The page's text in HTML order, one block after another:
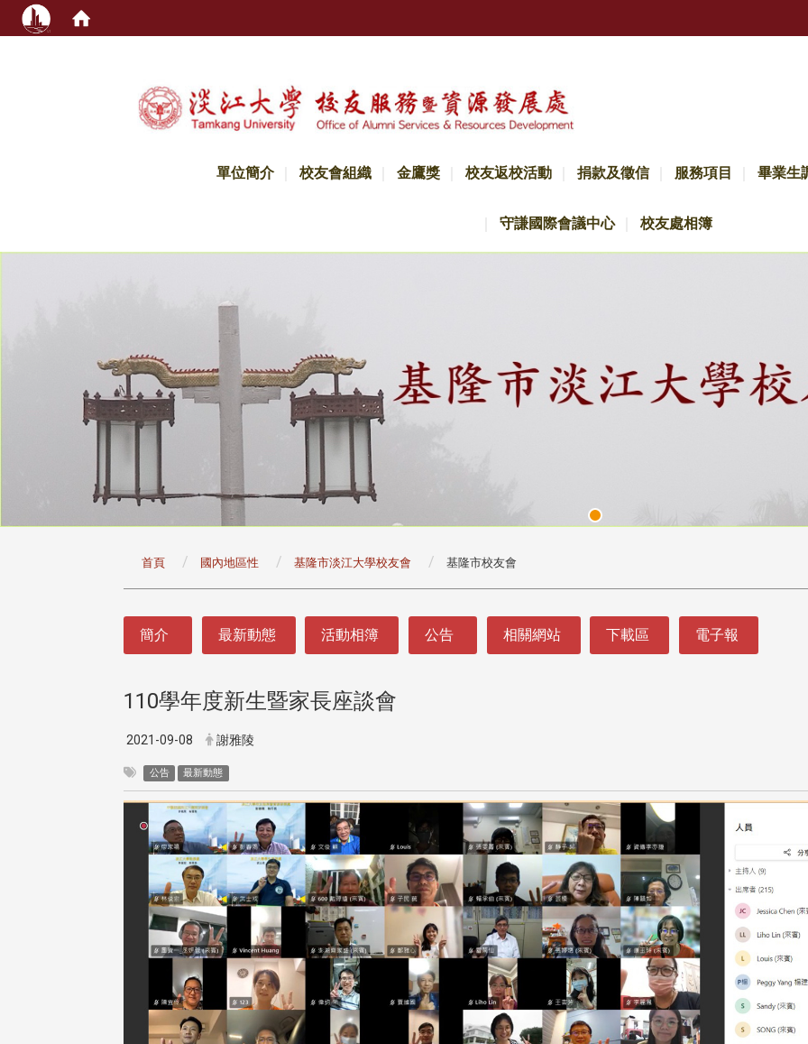
單位簡介 校友會組織 金鷹獎 校友返校活動 捐款及徵信 服務項目 畢業生
守謙國際會議中心 校友處相簿
首頁 國內地區性 基隆市淡江大學校友會 基隆市校友會
簡介 最新動態 活動相簿 公告 相關網站 下載區 電子報
110學年度新生暨家長座談會
2021-09-08 謝雅陵
公告 最新動態